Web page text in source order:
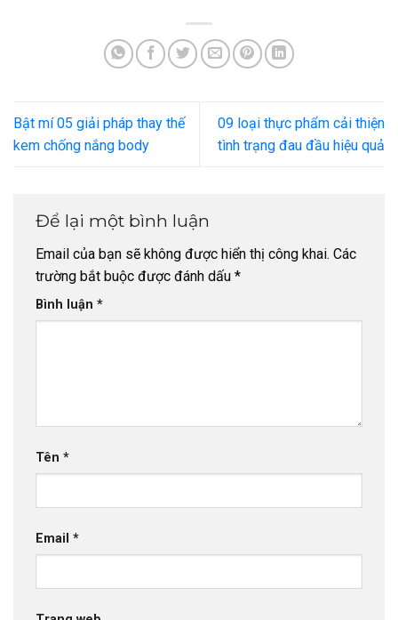
Bật mí 05 giải pháp thay thế
kem chống nắng body
09 loại thực phẩm cải thiện
tình trạng đau đầu hiệu quả
Để lại một bình luận
Email của bạn sẽ không được hiển thị công khai. Các
trường bắt buộc được đánh dấu *
Bình luận *
Tên *
Email *